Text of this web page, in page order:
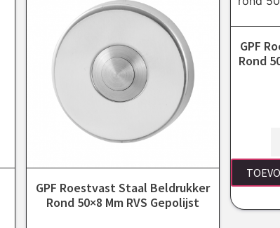
GPF Roestvast Staal Beldrukker
Rond 50×8 Mm RVS Gepolijst
GPF
Rond